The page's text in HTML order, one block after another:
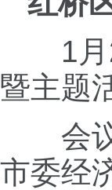
1
暨主题
会
市委经